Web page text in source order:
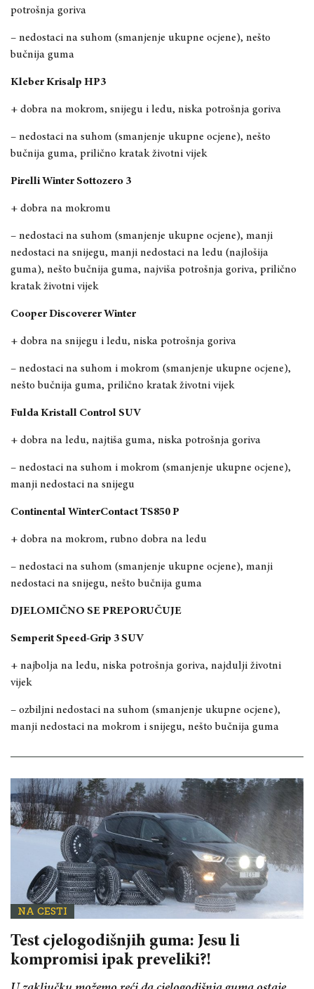
potrošnja goriva
– nedostaci na suhom (smanjenje ukupne ocjene), nešto
bučnija guma
Kleber Krisalp HP3
+ dobra na mokrom, snijegu i ledu, niska potrošnja goriva
– nedostaci na suhom (smanjenje ukupne ocjene), nešto
bučnija guma, prilično kratak životni vijek
Pirelli Winter Sottozero 3
+ dobra na mokromu
– nedostaci na suhom (smanjenje ukupne ocjene), manji
nedostaci na snijegu, manji nedostaci na ledu (najlošija
guma), nešto bučnija guma, najviša potrošnja goriva, prilično
kratak životni vijek
Cooper Discoverer Winter
+ dobra na snijegu i ledu, niska potrošnja goriva
– nedostaci na suhom i mokrom (smanjenje ukupne ocjene),
nešto bučnija guma, prilično kratak životni vijek
Fulda Kristall Control SUV
+ dobra na ledu, najtiša guma, niska potrošnja goriva
– nedostaci na suhom i mokrom (smanjenje ukupne ocjene),
manji nedostaci na snijegu
Continental WinterContact TS850 P
+ dobra na mokrom, rubno dobra na ledu
– nedostaci na suhom (smanjenje ukupne ocjene), manji
nedostaci na snijegu, nešto bučnija guma
DJELOMIČNO SE PREPORUČUJE
Semperit Speed-Grip 3 SUV
+ najbolja na ledu, niska potrošnja goriva, najdulji životni
vijek
– ozbiljni nedostaci na suhom (smanjenje ukupne ocjene),
manji nedostaci na mokrom i snijegu, nešto bučnija guma
NA CESTI
Test cjelogodišnjih guma: Jesu li
kompromisi ipak preveliki?!